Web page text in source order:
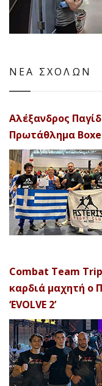
ΝΕΑ ΣΧΟΛΩΝ
Αλέξανδρος
Πρωτάθλημα
Combat Team
καρδιά μαχητή ο
‘EVOLVE 2’